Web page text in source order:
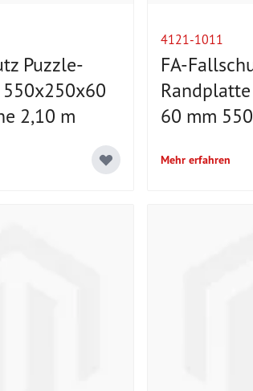
Puzzle-
2,10 m
4121-1011
FA-
60 mm
Mehr erfahren